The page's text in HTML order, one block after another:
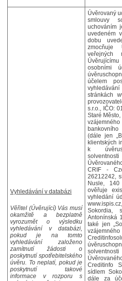
Vyhledávání v databázi
Věřitel (Úvěrující) Vás musí
okamžitě a bezplatně
vyrozumět o výsledku
vyhledávání v databázi,
pokud je na tomto
vyhledávání založeno
zamítnutí žádosti o
poskytnutí spotřebitelského
úvěru. To neplatí, pokud je
poskytnutí takové
informace v rozporu s
Úvěrovaný
smlouvy
uchováním
uvedeném
dobu
veřejných
osobními
účelem
stránkách
s.r.o., IČO:
Staré
(dále jen
klientských
k
CRIF -
26212242,
Nusle,
ověřuje
vyhledání
Sokordia,
Antonínská
také jen
Creditinfo
sídlem
dále za